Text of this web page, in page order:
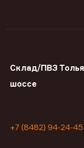
Склад/ПВЗ
шоссе
+7 (8482) 94-24-45